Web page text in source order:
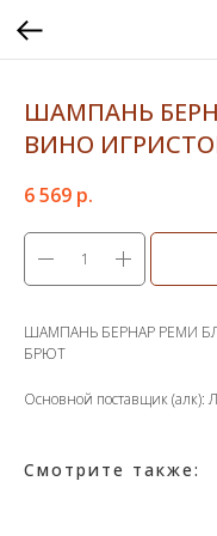
ШАМПАНЬ
ВИНО
6 569 р.
ШАМПАНЬ БЕРНАР РЕМИ
БРЮТ
Основной поставщик (алк):
Смотрите также: